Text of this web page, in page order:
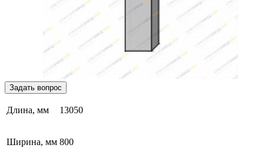
Задать вопрос
Длина, мм 13050
Ширина, мм 800